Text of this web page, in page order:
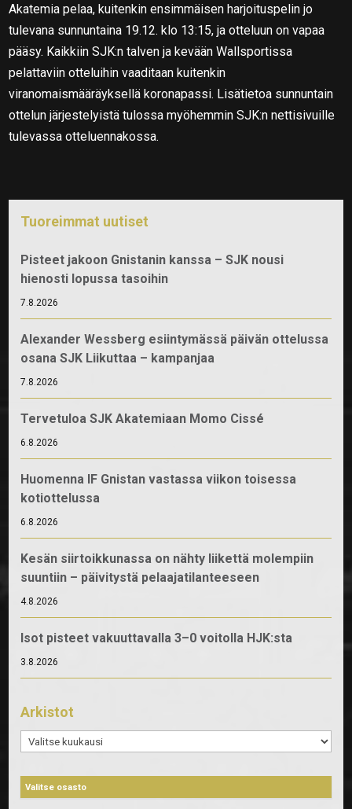
Akatemia pelaa, kuitenkin ensimmäisen harjoituspelin jo
tulevana sunnuntaina 19.12. klo 13:15, ja otteluun on vapaa
pääsy. Kaikkiin SJK:n talven ja kevään Wallsportissa
pelattaviin otteluihin vaaditaan kuitenkin
viranomaismääräyksellä koronapassi. Lisätietoa sunnuntain
ottelun järjestelyistä tulossa myöhemmin SJK:n nettisivuille
tulevassa otteluennakossa.
Tuoreimmat uutiset
Pisteet jakoon Gnistanin kanssa – SJK nousi
hienosti lopussa tasoihin
7.8.2026
Alexander Wessberg esiintymässä päivän ottelussa
osana SJK Liikuttaa – kampanjaa
7.8.2026
Tervetuloa SJK Akatemiaan Momo Cissé
6.8.2026
Huomenna IF Gnistan vastassa viikon toisessa
kotiottelussa
6.8.2026
Kesän siirtoikkunassa on nähty liikettä molempiin
suuntiin – päivitystä pelaajatilanteeseen
4.8.2026
Isot pisteet vakuuttavalla 3–0 voitolla HJK:sta
3.8.2026
Arkistot
Arkistot